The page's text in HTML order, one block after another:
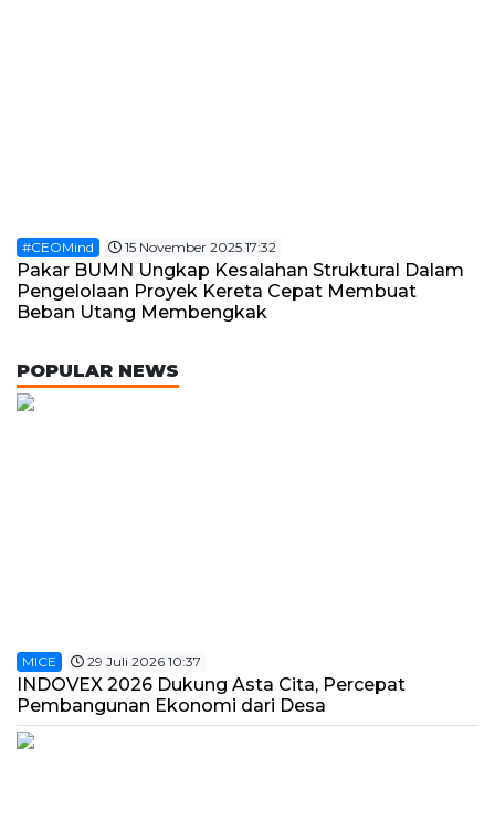
#CEOMind 15 November 2025 17:32
Pakar BUMN Ungkap Kesalahan Struktural Dalam
Pengelolaan Proyek Kereta Cepat Membuat
Beban Utang Membengkak
POPULAR NEWS
MICE 29 Juli 2026 10:37
INDOVEX 2026 Dukung Asta Cita, Percepat
Pembangunan Ekonomi dari Desa